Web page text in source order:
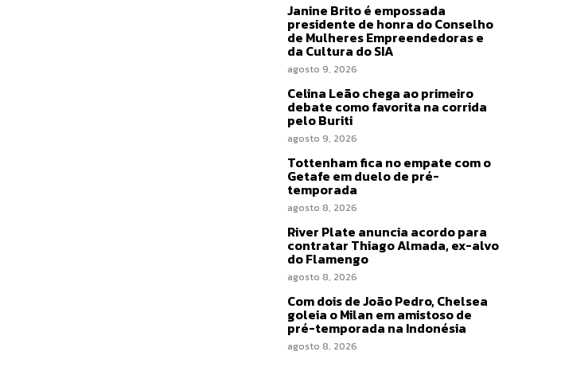
Janine Brito é empossada
presidente de honra do Conselho
de Mulheres Empreendedoras e
da Cultura do SIA
agosto 9, 2026
Celina Leão chega ao primeiro
debate como favorita na corrida
pelo Buriti
agosto 9, 2026
Tottenham fica no empate com o
Getafe em duelo de pré-
temporada
agosto 8, 2026
River Plate anuncia acordo para
contratar Thiago Almada, ex-alvo
do Flamengo
agosto 8, 2026
Com dois de João Pedro, Chelsea
goleia o Milan em amistoso de
pré-temporada na Indonésia
agosto 8, 2026